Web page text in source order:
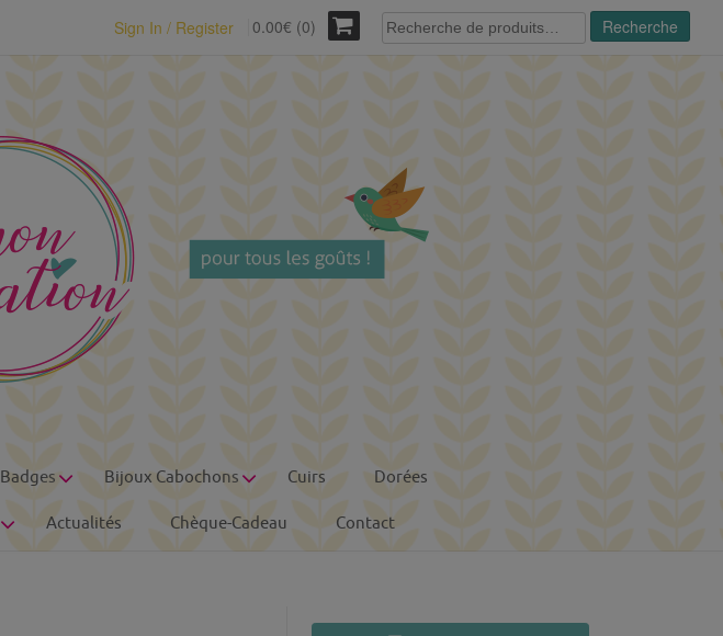
Sign In / Register 0.00€ (0)
Recherche
pour :
Recherche
Badges Bijoux Cabochons Cuirs Dorées
Actualités Chèque-Cadeau Contact